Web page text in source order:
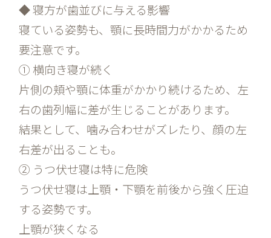
◆ 寝方が歯並びに与える影響
寝ている姿勢も、顎に長時間力がかかるため
要注意です。
① 横向き寝が続く
片側の頬や顎に体重がかかり続けるため、左
右の歯列幅に差が生じることがあります。
結果として、噛み合わせがズレたり、顔の左
右差が出ることも。
② うつ伏せ寝は特に危険
うつ伏せ寝は上顎・下顎を前後から強く圧迫
する姿勢です。
上顎が狭くなる